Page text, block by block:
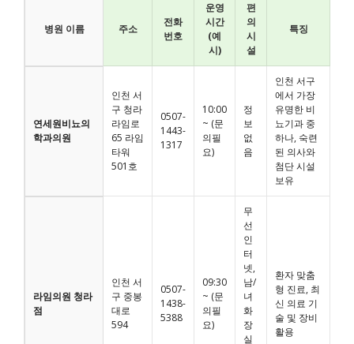
병원 이름 주소
전화
번호
운영
시간
(예
시)
편
의
시
설
특징
연세원비뇨의
학과의원
인천 서
구 청라
라임로
65 라임
타워
501호
0507-
1443-
1317
10:00
~ (문
의필
요)
정
보
없
음
인천 서구
에서 가장
유명한 비
뇨기과 중
하나, 숙련
된 의사와
첨단 시설
보유
라임의원 청라
점
인천 서
구 중봉
대로
594
0507-
1438-
5388
09:30
~ (문
의필
요)
무
선
인
터
넷,
남/
녀
화
장
실
환자 맞춤
형 진료, 최
신 의료 기
술 및 장비
활용